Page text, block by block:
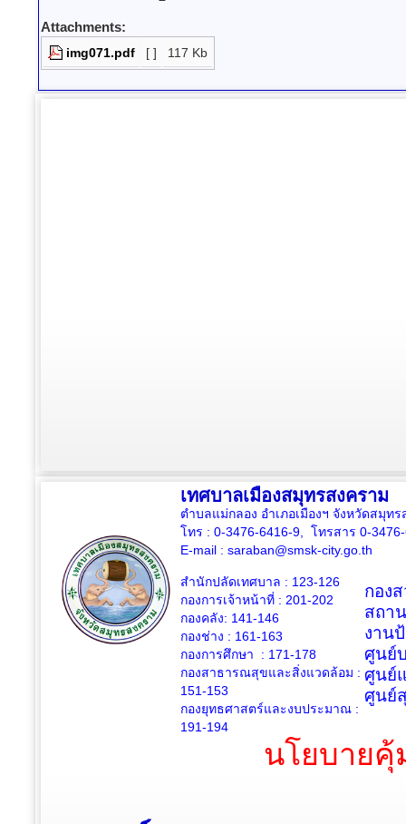
Attachments:
img071.pdf [ ] 117 Kb
เทศบาลเมืองสมุทรสงคราม
ตำบลแม่กลอง อำเภอเมืองฯ จังหวัดสมุท
โทร : 0-3476-6416-9, โทรสาร 0-
E-mail : saraban@smsk-city.go.th
สำนักปลัดเทศบาล : 123-126
กองการเจ้าหน้าที่ : 201-202
กองคลัง: 141-146
กองช่าง : 161-163
กองการศึกษา : 171-178
กองสาธารณสุขและสิ่งแวดล้อม :
151-153
กองยุทธศาสตร์และงบประมาณ :
191-194
กอง
สถา
งาน
ศูนย์
ศูนย์
ศูนย์
นโยบาย